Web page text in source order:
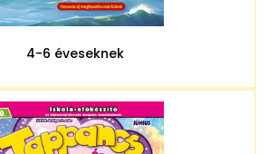
4-6 éveseknek